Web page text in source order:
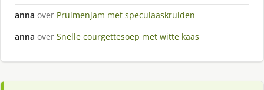
anna over Pruimenjam met speculaaskruiden
anna over Snelle courgettesoep met witte kaas